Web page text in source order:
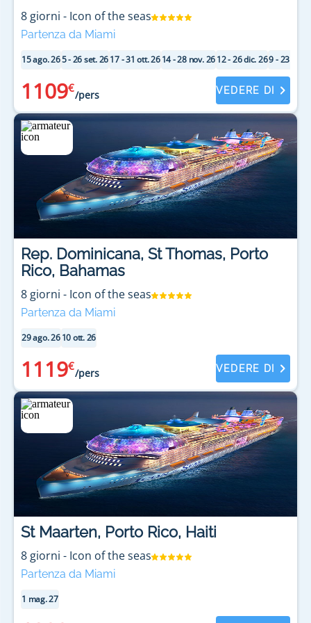
8 giorni - Icon of the seas
Partenza da Miami
15 ago. 265 - 26 set. 2617 - 31 ott. 2614 - 28 nov. 2612 - 26 dic. 269 - 23 gen.
1109€
/pers VEDERE DI
Rep. Dominicana, St Thomas, Porto
Rico, Bahamas
8 giorni - Icon of the seas
Partenza da Miami
29 ago. 2610 ott. 26
1119€
/pers VEDERE DI
St Maarten, Porto Rico, Haiti
8 giorni - Icon of the seas
Partenza da Miami
1 mag. 27